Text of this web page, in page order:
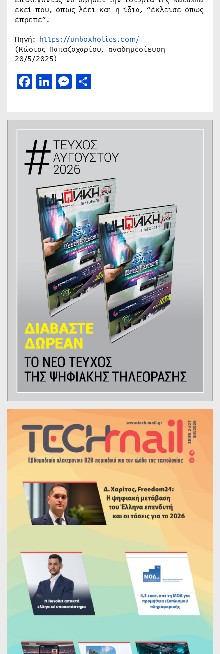
εκεί που, όπως λέει και η ίδια, “έκλεισε όπως
έπρεπε”.
Πηγή: https://unboxholics.com/
(Κώστας Παπαζαχαρίου, αναδημοσίευση
20/5/2025)
Facebook
LinkedIn
Messenger